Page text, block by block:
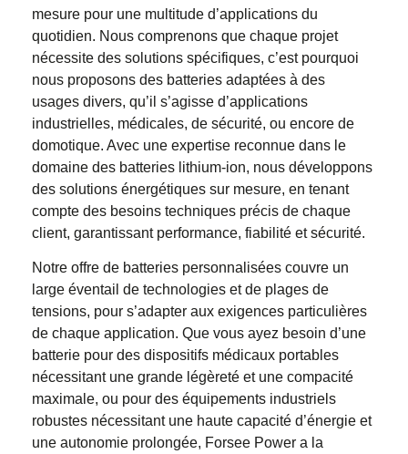
mesure pour une multitude d’applications du
quotidien. Nous comprenons que chaque projet
nécessite des solutions spécifiques, c’est pourquoi
nous proposons des batteries adaptées à des
usages divers, qu’il s’agisse d’applications
industrielles, médicales, de sécurité, ou encore de
domotique. Avec une expertise reconnue dans le
domaine des batteries lithium-ion, nous développons
des solutions énergétiques sur mesure, en tenant
compte des besoins techniques précis de chaque
client, garantissant performance, fiabilité et sécurité.
Notre offre de batteries personnalisées couvre un
large éventail de technologies et de plages de
tensions, pour s’adapter aux exigences particulières
de chaque application. Que vous ayez besoin d’une
batterie pour des dispositifs médicaux portables
nécessitant une grande légèreté et une compacité
maximale, ou pour des équipements industriels
robustes nécessitant une haute capacité d’énergie et
une autonomie prolongée, Forsee Power a la